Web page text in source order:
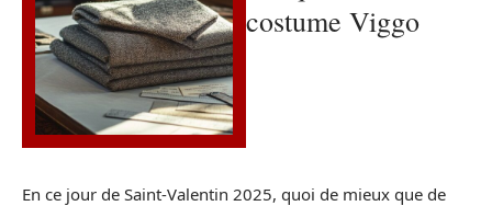
costume Viggo
En ce jour de Saint-Valentin 2025, quoi de mieux que de